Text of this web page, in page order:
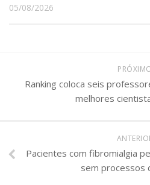
05/08/2026
Ranking coloca seis
melhores
Pacientes com fibromialgia
sem processos